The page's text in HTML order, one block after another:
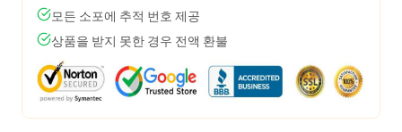
모든 소포에 추적 번호 제공
상품을 받지 못한 경우 전액 환불